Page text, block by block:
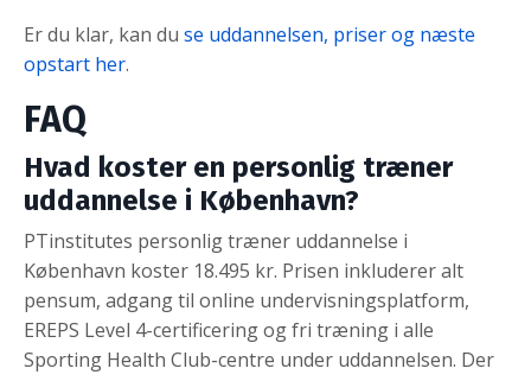
Er du klar, kan du se uddannelsen, priser og næste
opstart her.
FAQ
Hvad koster en personlig træner
uddannelse i København?
PTinstitutes personlig træner uddannelse i
København koster 18.495 kr. Prisen inkluderer alt
pensum, adgang til online undervisningsplatform,
EREPS Level 4-certificering og fri træning i alle
Sporting Health Club-centre under uddannelsen. Der